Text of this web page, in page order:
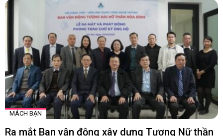
MÁCH BẠN
Ra mắt Ban vận động xây dựng Tượng Nữ thần